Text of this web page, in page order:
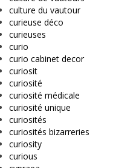
culture du vautour
curieuse déco
curieuses
curio
curio cabinet decor
curiosit
curiosité
curiosité médicale
curiosité unique
curiosités
curiosités bizarreries
curiosity
curious